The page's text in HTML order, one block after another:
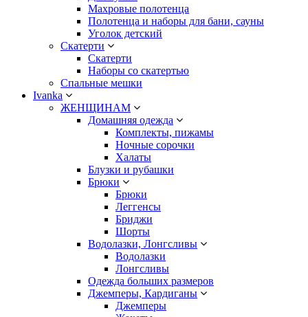
Махровые полотенца
Полотенца и наборы для бани, сауны
Уголок детский
Скатерти
Скатерти
Наборы со скатертью
Спальные мешки
Ivanka
ЖЕНЩИНАМ
Домашняя одежда
Комплекты, пижамы
Ночные сорочки
Халаты
Блузки и рубашки
Брюки
Брюки
Леггенсы
Бриджи
Шорты
Водолазки, Лонгсливы
Водолазки
Лонгсливы
Одежда больших размеров
Джемперы, Кардиганы
Джемперы